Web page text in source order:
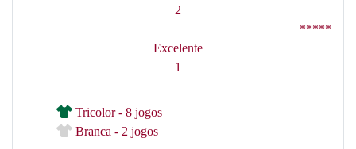
2
*****
Excelente
1
Tricolor - 8 jogos
Branca - 2 jogos